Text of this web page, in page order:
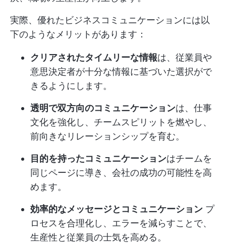
実際、優れたビジネスコミュニケーションには以
下のようなメリットがあります：
クリアされたタイムリーな情報は、従業員や
意思決定者が十分な情報に基づいた選択がで
きるようにします。
透明で双方向のコミュニケーションは、仕事
文化を強化し、チームスピリットを燃やし、
前向きなリレーションシップを育む。
目的を持ったコミュニケーションはチームを
同じページに導き、会社の成功の可能性を高
めます。
効率的なメッセージとコミュニケーション プ
ロセスを合理化し、エラーを減らすことで、
生産性と従業員の士気を高める。